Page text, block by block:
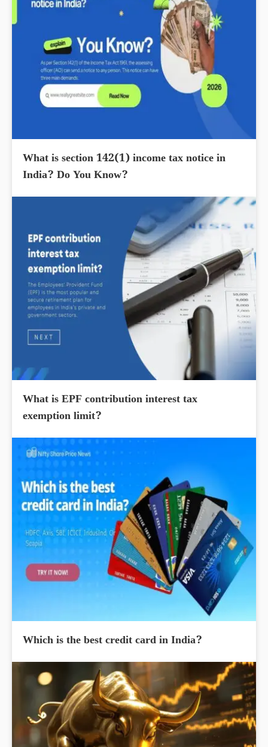
What is section 142(1) income tax notice in
India? Do You Know?
What is EPF contribution interest tax
exemption limit?
Which is the best credit card in India?